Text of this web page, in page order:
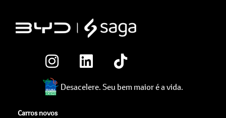
Desacelere. Seu bem maior é a vida.
Carros novos